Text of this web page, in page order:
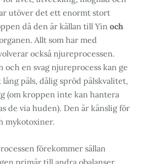
utöver det ett enormt stort
då den är källan till Yin och
Allt som har med
också njureprocessen.
och en svag njureprocess kan ge
päls, dålig spröd pälskvalitet,
(om kroppen inte kan hantera
de via huden). Den är känslig för
mykotoxiner.
förekommer sällan
primär till andra obalanser